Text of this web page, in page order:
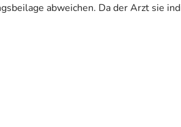
abweichen. Da der Arzt sie